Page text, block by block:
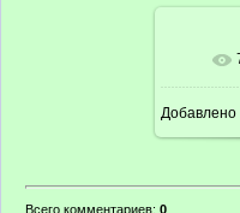
Добавлено
Всего комментариев: 0